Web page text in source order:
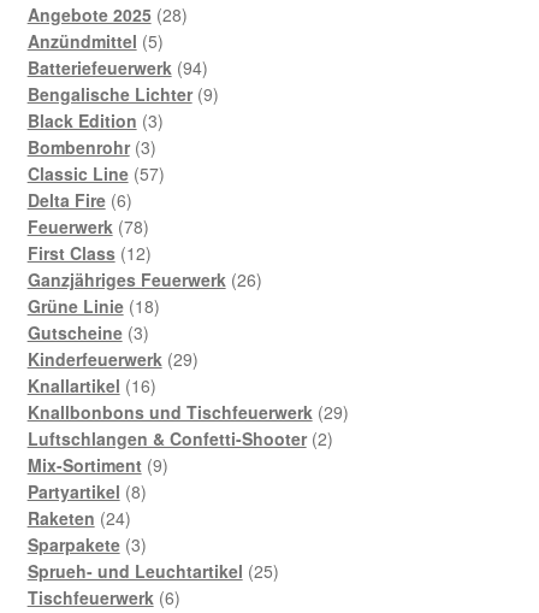
Angebote 2025 28
Anzündmittel 5
Batteriefeuerwerk 94
Bengalische Lichter 9
Black Edition 3
Bombenrohr 3
Classic Line 57
Delta Fire 6
Feuerwerk 78
First Class 12
Ganzjähriges Feuerwerk 26
Grüne Linie 18
Gutscheine 3
Kinderfeuerwerk 29
Knallartikel 16
Knallbonbons und Tischfeuerwerk 29
Luftschlangen & Confetti-Shooter 2
Mix-Sortiment 9
Partyartikel 8
Raketen 24
Sparpakete 3
Sprueh- und Leuchtartikel 25
Tischfeuerwerk 6